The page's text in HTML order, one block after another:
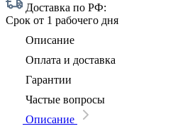
Доставка по РФ:
Срок от 1 рабочего дня
Описание
Оплата и доставка
Гарантии
Частые вопросы
Описание